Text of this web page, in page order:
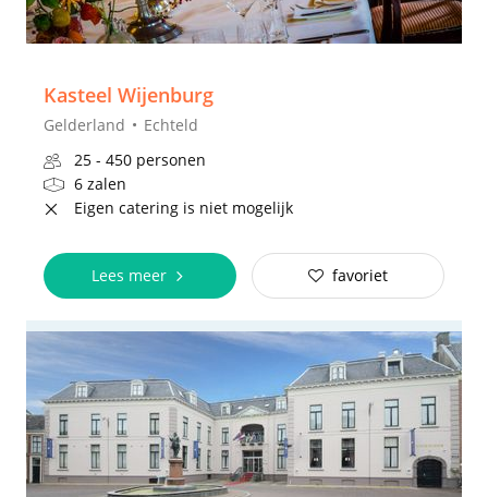
Kasteel Wijenburg
Gelderland
Echteld
25 - 450 personen
6 zalen
Eigen catering is niet mogelijk
Lees meer favoriet